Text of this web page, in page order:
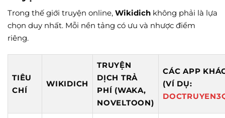
Trong thế giới truyện online, Wikidich không phải là lựa
chọn duy nhất. Mỗi nền tảng có ưu và nhược điểm
riêng.
TIÊU
CHÍ
WIKIDICH
TRUYỆN
DỊCH TRẢ
PHÍ (WAKA,
NOVELTOON)
CÁC APP
(VÍ DỤ: